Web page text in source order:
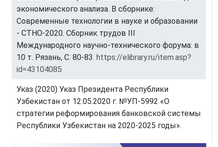
экономического анализа. В сборнике:
Современные технологии в науке и образовании
- СТНО-2020. Сборник трудов III
Международного научно-технического форума: в
10 т. Рязань, С. 80-83. https://elibrary.ru/item.asp?
id=43104085
Указ (2020) Указ Президента Республики
Узбекистан от 12.05.2020 г. №УП-5992 «О
стратегии реформирования банковской системы
Республики Узбекистан на 2020-2025 годы».